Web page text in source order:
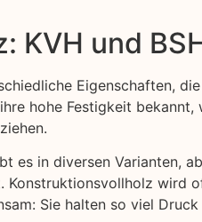
KVH und
Eigenschaften,
hohe Festigkeit
es in diversen Varianten,
Konstruktionsvollholz wird
Sie halten so viel